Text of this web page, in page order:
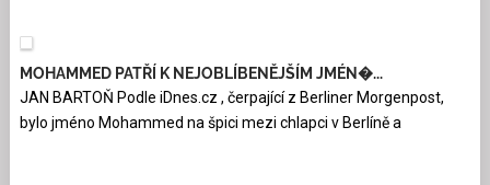
MOHAMMED PATŘÍ K NEJOBLÍBENĚJŠÍM JMÉN�...
JAN BARTOŇ Podle iDnes.cz , čerpající z Berliner Morgenpost,
bylo jméno Mohammed na špici mezi chlapci v Berlíně a